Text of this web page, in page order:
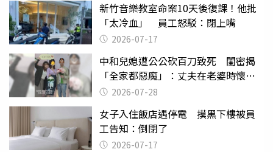
新竹音樂教室命案10天後復課！他批
「太冷血」 員工怒駁：閉上嘴
2026-07-17
中和兒媳遭公公砍百刀致死 閨密揭
「全家都惡魔」：丈夫在老婆時懷孕
摔東西
2026-07-28
女子入住飯店遇停電 摸黑下樓被員
工告知：倒閉了
2026-07-17